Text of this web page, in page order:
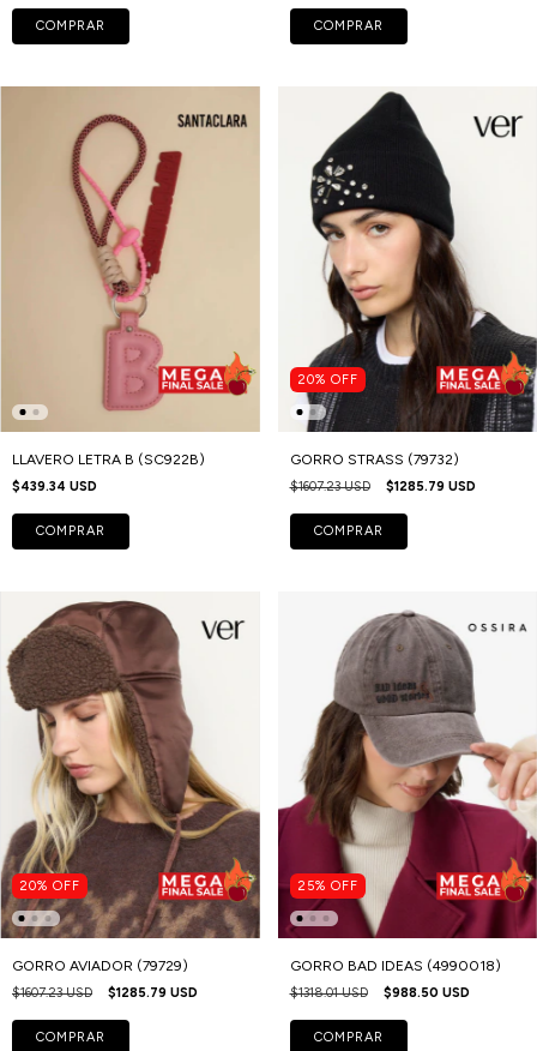
COMPRAR COMPRAR
LLAVERO LETRA B (SC922B)
$439.34 USD
COMPRAR
20% OFF
GORRO STRASS (79732)
$1607.23 USD $1285.79 USD
COMPRAR
20% OFF
GORRO AVIADOR (79729)
$1607.23 USD $1285.79 USD
COMPRAR
25% OFF
GORRO BAD IDEAS (4990018)
$1318.01 USD $988.50 USD
COMPRAR